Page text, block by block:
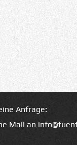
Anfrage:
Mail an